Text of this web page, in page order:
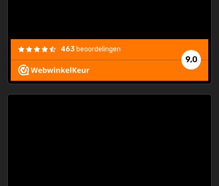
9,0
463 beoordelingen